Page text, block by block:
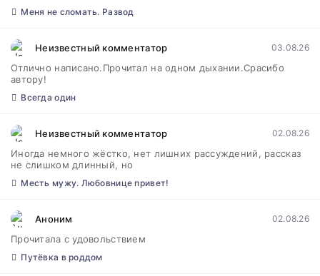
Меня не сломать. Развод
Неизвестный комментатор 03.08.26
Отлично написано.Прочитал на одном дыхании.Срасибо
автору!
Всегда один
Неизвестный комментатор 02.08.26
Иногда немного жёстко, нет лишних рассуждений, рассказ
не слишком длинный, но
Месть мужу. Любовнице привет!
Аноним 02.08.26
Прочитала с удовольствием
Путёвка в роддом